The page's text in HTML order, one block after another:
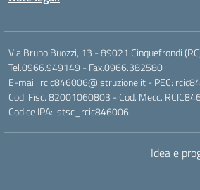
Via Bruno Buozzi, 13 - 89021 Cinquefrondi
Tel.0966.949149 - Fax.0966.382580
E-mail: rcic846006@istruzione.it - PEC:
Cod. Fisc. 82001060803 - Cod. Mecc.
Codice IPA: istsc_rcic846006
Idea e